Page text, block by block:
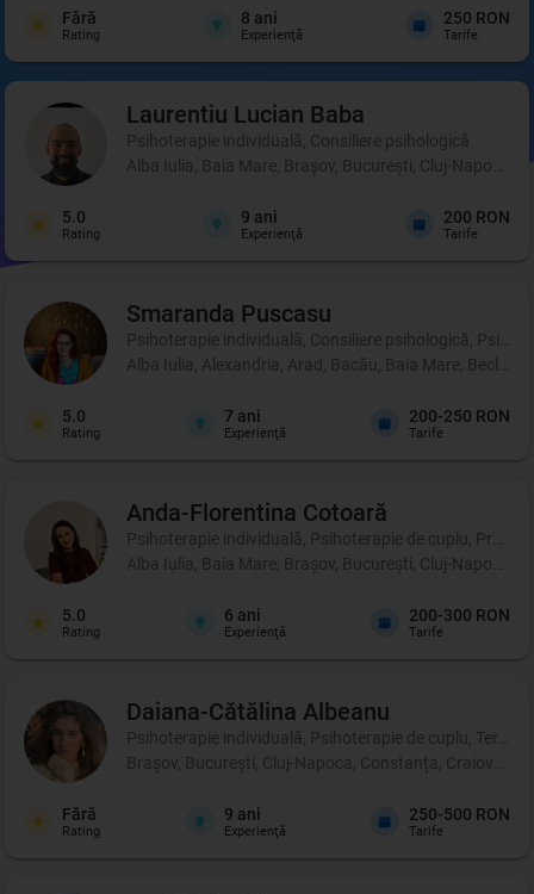
Fără
Rating
8 ani
Experienţă
250 RON
Tarife
Laurentiu Lucian Baba
Psihoterapie individuală, Consiliere psihologică
Alba Iulia, Baia Mare, Brașov, București, Cluj-Napoca,
5.0
Rating
9 ani
Experienţă
200 RON
Tarife
Smaranda Puscasu
Psihoterapie individuală, Consiliere psihologică,
Alba Iulia, Alexandria, Arad, Bacău, Baia Mare,
5.0
Rating
7 ani
Experienţă
200-250 RON
Tarife
Anda-Florentina Cotoară
Psihoterapie individuală, Psihoterapie de cuplu, Profil
Alba Iulia, Baia Mare, Brașov, București, Cluj-Napoca,
5.0
Rating
6 ani
Experienţă
200-300 RON
Tarife
Daiana-Cătălina Albeanu
Psihoterapie individuală, Psihoterapie de cuplu, Terapie
Brașov, București, Cluj-Napoca, Constanța, Craiova,
Fără
Rating
9 ani
Experienţă
250-500 RON
Tarife